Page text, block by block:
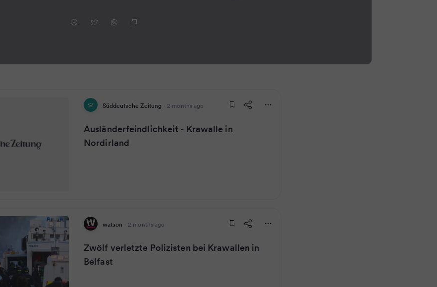
Süddeutsche Zeitung · 2 months ago
Ausländerfeindlichkeit - Krawalle in
Nordirland
watson · 2 months ago
Zwölf verletzte Polizisten bei Krawallen in
Belfast